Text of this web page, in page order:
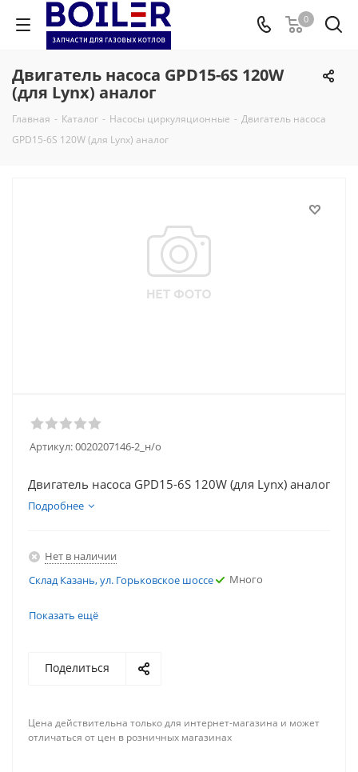
0
Двигатель насоса GPD15-6S 120W
(для Lynx) аналог
Главная - Каталог - Насосы циркуляционные - Двигатель насоса
GPD15-6S 120W (для Lynx) аналог
Артикул:0020207146-2_н/о
Двигатель насоса GPD15-6S 120W (для Lynx) аналог
Подробнее
Нет в наличии
Склад Казань, ул. Горьковское шоссе
Много
Показать ещё
Поделиться
Цена действительна только для интернет-магазина и может
отличаться от цен в розничных магазинах